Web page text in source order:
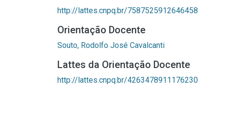
http://lattes.cnpq.br/7587525912646458
Orientação Docente
Souto, Rodolfo José Cavalcanti
Lattes da Orientação Docente
http://lattes.cnpq.br/4263478911176230